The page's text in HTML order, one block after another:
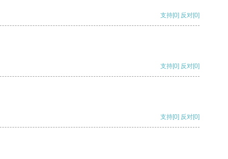
支持[0] 反对[0]
支持[0] 反对[0]
支持[0] 反对[0]